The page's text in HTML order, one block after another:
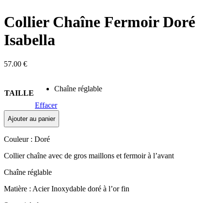
Collier Chaîne Fermoir Doré
Isabella
57.00 €
TAILLE
Chaîne réglable
Effacer
Ajouter au panier
Couleur : Doré
Collier chaîne avec de gros maillons et fermoir à l’avant
Chaîne réglable
Matière : Acier Inoxydable doré à l’or fin